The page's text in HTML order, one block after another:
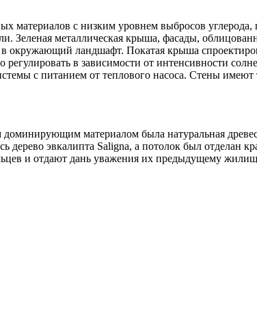
материалов с низким уровнем выбросов
Зеленая металлическая крыша, фасады,
окружающий ландшафт. Покатая крыша
в зависимости от интенсивности
с питанием от теплового насоса. Стены
материалом была натуральная
дерево эвкалипта Saligna, а потолок был отделан
и отдают дань уважения их предыдущему